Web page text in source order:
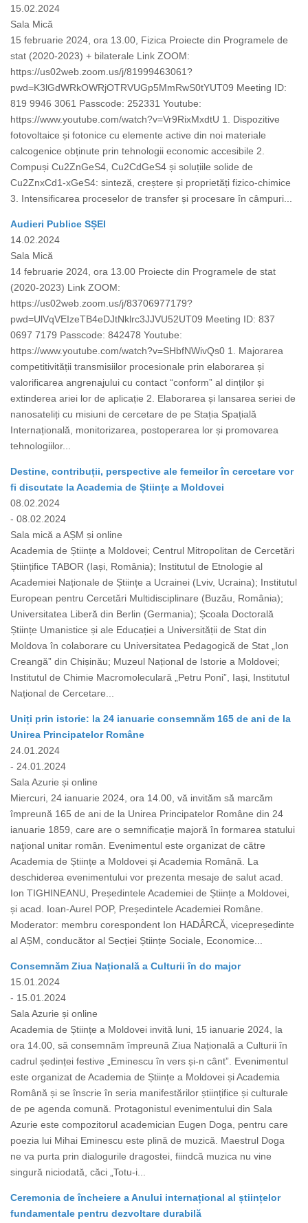
15.02.2024
Sala Mică
15 februarie 2024, ora 13.00, Fizica Proiecte din Programele de
stat (2020-2023) + bilaterale Link ZOOM:
https://us02web.zoom.us/j/81999463061?
pwd=K3lGdWRkOWRjOTRVUGp5MmRwS0tYUT09 Meeting ID:
819 9946 3061 Passcode: 252331 Youtube:
https://www.youtube.com/watch?v=Vr9RixMxdtU 1. Dispozitive
fotovoltaice și fotonice cu elemente active din noi materiale
calcogenice obținute prin tehnologii economic accesibile 2.
Compuși Cu2ZnGeS4, Cu2CdGeS4 și soluțiile solide de
Cu2ZnxCd1-xGeS4: sinteză, creștere și proprietăți fizico-chimice
3. Intensificarea proceselor de transfer și procesare în câmpuri...
Audieri Publice SȘEI
14.02.2024
Sala Mică
14 februarie 2024, ora 13.00 Proiecte din Programele de stat
(2020-2023) Link ZOOM:
https://us02web.zoom.us/j/83706977179?
pwd=UlVqVEIzeTB4eDJtNklrc3JJVU52UT09 Meeting ID: 837
0697 7179 Passcode: 842478 Youtube:
https://www.youtube.com/watch?v=SHbfNWivQs0 1. Majorarea
competitivității transmisiilor procesionale prin elaborarea și
valorificarea angrenajului cu contact “conform” al dinților și
extinderea ariei lor de aplicație 2. Elaborarea și lansarea seriei de
nanosateliți cu misiuni de cercetare de pe Stația Spațială
Internațională, monitorizarea, postoperarea lor și promovarea
tehnologiilor...
Destine, contribuții, perspective ale femeilor în cercetare vor
fi discutate la Academia de Științe a Moldovei
08.02.2024
- 08.02.2024
Sala mică a AȘM și online
Academia de Științe a Moldovei; Centrul Mitropolitan de Cercetări
Științifice TABOR (Iași, România); Institutul de Etnologie al
Academiei Naționale de Științe a Ucrainei (Lviv, Ucraina); Institutul
European pentru Cercetări Multidisciplinare (Buzău, România);
Universitatea Liberă din Berlin (Germania); Școala Doctorală
Științe Umanistice și ale Educației a Universității de Stat din
Moldova în colaborare cu Universitatea Pedagogică de Stat „Ion
Creangă” din Chișinău; Muzeul Național de Istorie a Moldovei;
Institutul de Chimie Macromoleculară „Petru Poni”, Iași, Institutul
Național de Cercetare...
Uniți prin istorie: la 24 ianuarie consemnăm 165 de ani de la
Unirea Principatelor Române
24.01.2024
- 24.01.2024
Sala Azurie și online
Miercuri, 24 ianuarie 2024, ora 14.00, vă invităm să marcăm
împreună 165 de ani de la Unirea Principatelor Române din 24
ianuarie 1859, care are o semnificație majoră în formarea statului
naţional unitar român. Evenimentul este organizat de către
Academia de Științe a Moldovei și Academia Română. La
deschiderea evenimentului vor prezenta mesaje de salut acad.
Ion TIGHINEANU, Președintele Academiei de Științe a Moldovei,
și acad. Ioan-Aurel POP, Președintele Academiei Române.
Moderator: membru corespondent Ion HADÂRCĂ, vicepreședinte
al AȘM, conducător al Secției Științe Sociale, Economice...
Consemnăm Ziua Națională a Culturii în do major
15.01.2024
- 15.01.2024
Sala Azurie și online
Academia de Științe a Moldovei invită luni, 15 ianuarie 2024, la
ora 14.00, să consemnăm împreună Ziua Națională a Culturii în
cadrul ședinței festive „Eminescu în vers și-n cânt”. Evenimentul
este organizat de Academia de Științe a Moldovei și Academia
Română și se înscrie în seria manifestărilor științifice și culturale
de pe agenda comună. Protagonistul evenimentului din Sala
Azurie este compozitorul academician Eugen Doga, pentru care
poezia lui Mihai Eminescu este plină de muzică. Maestrul Doga
ne va purta prin dialogurile dragostei, fiindcă muzica nu vine
singură niciodată, căci „Totu-i...
Ceremonia de încheiere a Anului internațional al științelor
fundamentale pentru dezvoltare durabilă